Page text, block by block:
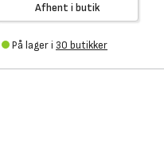
Afhent i butik
På lager i 30 butikker